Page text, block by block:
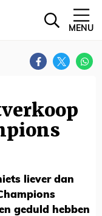
MENU
liever dan
geduld hebben